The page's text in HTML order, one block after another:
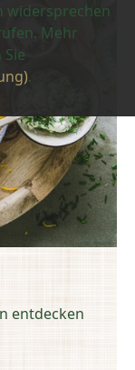
widersprechen
Mehr
.
entdecken